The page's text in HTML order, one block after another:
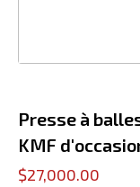
Presse à
KMF
$27,000.00